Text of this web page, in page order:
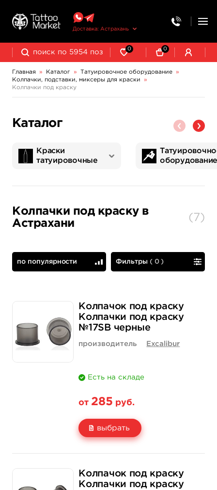
Доставка: Астрахань
0 0
Главная » Каталог » Татуировочное оборудование
»
Колпачки, подставки, миксеры для краски
»
Колпачки под краску
Фильтры (0 )
по популярности
Колпачки под краску в
Астрахани
(7)
Колпачок под краску
Колпачки под краску
№17SB черные
производитель Excalibur
Есть на складе
от 285 руб.
выбрать
285 руб. 1 330 руб.
Колпачок под краску
Колпачки под краску
Каталог
Краски
татуировочные